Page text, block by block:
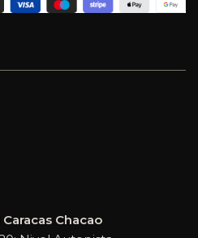
Caracas Chacao